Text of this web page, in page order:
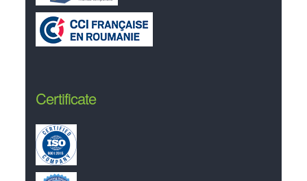
Certificate